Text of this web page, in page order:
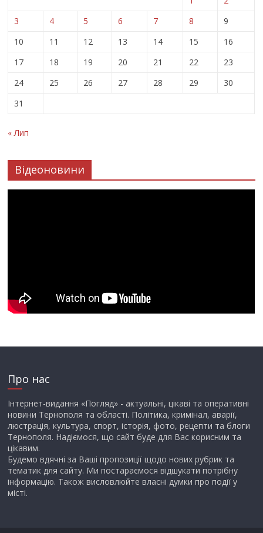
3
4 5 6 7 8
9
10
11 12 13 14 15
16
17
18 19 20 21 22
23
24
25 26 27 28 29
30
31
« Лип
Відеоновини
Про нас
Інтернет-видання «Погляд» - актуальні, цікаві та оперативні
новини Тернополя та області. Політика, кримінал, аварії,
люстрація, культура, спорт, історія, фото, рецепти та блоги
Тернополя. Надіємося, що сайт буде для Вас корисним та
цікавим.
Будемо вдячні за Ваші пропозиції щодо нових рубрик та
тематик для сайту. Ми постараємося відшукати потрібну
інформацію. Також висловлюйте власні думки про події у
місті.